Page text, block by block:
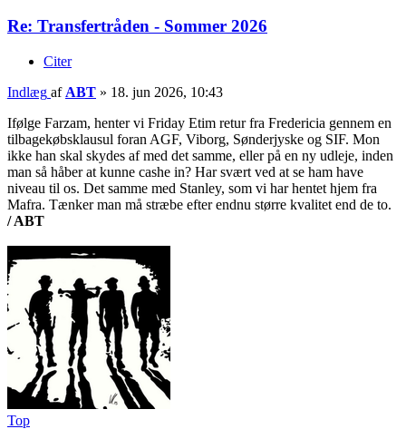
Re: Transfertråden - Sommer 2026
Citer
Indlæg af ABT » 18. jun 2026, 10:43
Ifølge Farzam, henter vi Friday Etim retur fra Fredericia gennem en
tilbagekøbsklausul foran AGF, Viborg, Sønderjyske og SIF. Mon
ikke han skal skydes af med det samme, eller på en ny udleje, inden
man så håber at kunne cashe in? Har svært ved at se ham have
niveau til os. Det samme med Stanley, som vi har hentet hjem fra
Mafra. Tænker man må stræbe efter endnu større kvalitet end de to.
/ ABT
Top